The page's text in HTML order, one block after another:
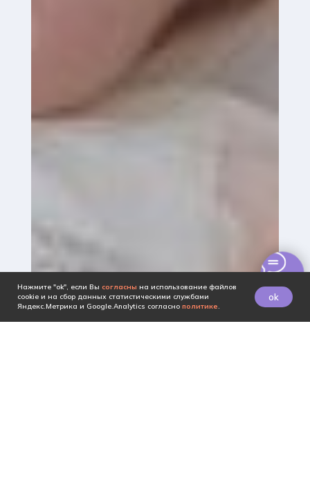
Нажмите "ok", если Вы согласны на использование файлов
cookie и на сбор данных статистическими службами
Яндекс.Метрика и Google.Analytics согласно политике.
ok